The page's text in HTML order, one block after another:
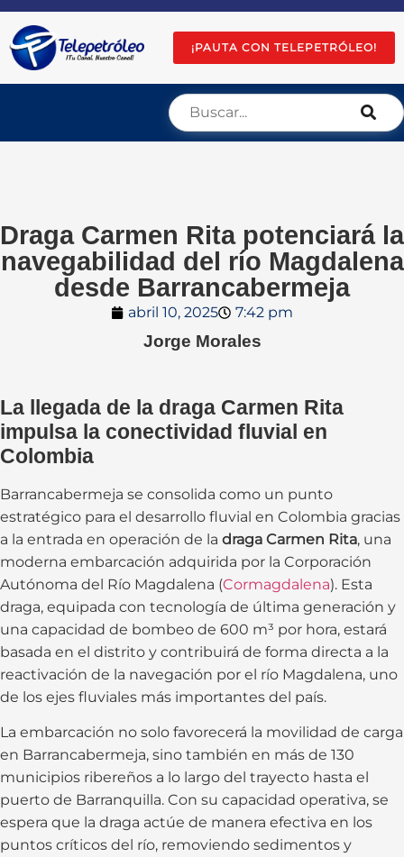
¡PAUTA CON TELEPETRÓLEO!
Draga Carmen Rita potenciará la
navegabilidad del río Magdalena
desde Barrancabermeja
abril 10, 2025 7:42 pm
Jorge Morales
La llegada de la draga Carmen Rita
impulsa la conectividad fluvial en
Colombia
Barrancabermeja se consolida como un punto
estratégico para el desarrollo fluvial en Colombia gracias
a la entrada en operación de la draga Carmen Rita, una
moderna embarcación adquirida por la Corporación
Autónoma del Río Magdalena (Cormagdalena). Esta
draga, equipada con tecnología de última generación y
una capacidad de bombeo de 600 m³ por hora, estará
basada en el distrito y contribuirá de forma directa a la
reactivación de la navegación por el río Magdalena, uno
de los ejes fluviales más importantes del país.
La embarcación no solo favorecerá la movilidad de carga
en Barrancabermeja, sino también en más de 130
municipios ribereños a lo largo del trayecto hasta el
puerto de Barranquilla. Con su capacidad operativa, se
espera que la draga actúe de manera efectiva en los
puntos críticos del río, removiendo sedimentos y